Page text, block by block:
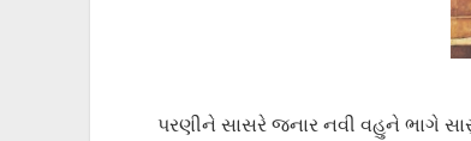
પરણીને સાસરે જનાર નવી વહુને ભાગે